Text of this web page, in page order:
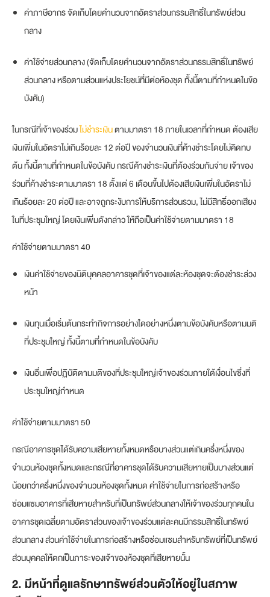
ค่าภาษีอากร จัดเก็บโดยคำนวนจากอัตราส่วนกรรมสิทธิ์ในทรัพย์ส่วน
กลาง
ค่าใช้จ่ายส่วนกลาง (จัดเก็บโดยคำนวนจากอัตราส่วนกรรมสิทธิ์ในทรัพย์
ส่วนกลาง หรือตามส่วนแห่งประโยชน์ที่มีต่อห้องชุด ทั้งนี้ตามที่กำหนดในข้อ
บังคับ)
ในกรณีที่เจ้าของร่วมไม่ชำระเงินตามมาตรา 18 ภายในเวลาที่กำหนด ต้องเสีย
เงินเพิ่มในอัตราไม่เกินร้อยละ 12 ต่อปี ของจำนวนเงินที่ค้างชำระโดยไม่คิดทบ
ต้น ทั้งนี้ตามที่กำหนดในข้อบังคับ กรณีค้างชำระเงินที่ต้องร่วมกันจ่าย เจ้าของ
ร่วมที่ค้างชำระตามมาตรา 18 ตั้งแต่ 6 เดือนขึ้นไปต้องเสียเงินเพิ่มในอัตราไม่
เกินร้อยละ 20 ต่อปี และอาจถูกระงับการให้บริการส่วนรวม, ไม่มีสิทธิ์ออกเสียง
ในที่ประชุมใหญ่ โดยเงินเพิ่มดังกล่าว ให้ถือเป็นค่าใช้จ่ายตามมาตรา 18
ค่าใช้จ่ายตามมาตรา 40
เงินค่าใช้จ่ายของนิติบุคคลอาคารชุดที่เจ้าของแต่ละห้องชุดจะต้องชำระล่วง
หน้า
เงินทุนเมื่อเริ่มต้นกระทำกิจการอย่างใดอย่างหนึ่งตามข้อบังคับหรือตามมติ
ที่ประชุมใหญ่ ทั้งนี้ตามที่กำหนดในข้อบังคับ
เงินอื่นเพื่อปฏิบัติตามมติของที่ประชุมใหญ่เจ้าของร่วมภายใต้เงื่อนไขซึ่งที่
ประชุมใหญ่กำหนด
ค่าใช้จ่ายตามมาตรา 50
กรณีอาคารชุดได้รับความเสียหายทั้งหมดหรือบางส่วนแต่เกินครึ่งหนึ่งของ
จำนวนห้องชุดทั้งหมดและกรณีที่อาคารชุดได้รับความเสียหายเป็นบางส่วนแต่
น้อยกว่าครึ่งหนึ่งของจำนวนห้องชุดทั้งหมด ค่าใช้จ่ายในการก่อสร้างหรือ
ซ่อมแซมอาคารที่เสียหายสำหรับที่เป็นทรัพย์ส่วนกลางให้เจ้าของร่วมทุกคนใน
อาคารชุดเฉลี่ยตามอัตราส่วนของเจ้าของร่วมแต่ละคนมีกรรมสิทธิ์ในทรัพย์
ส่วนกลาง ส่วนค่าใช้จ่ายในการก่อสร้างหรือซ่อมแซมสำหรับทรัพย์ที่เป็นทรัพย์
ส่วนบุคคลให้ตกเป็นภาระของเจ้าของห้องชุดที่เสียหายนั้น
2. มีหน้าที่ดูแลรักษาทรัพย์ส่วนตัวให้อยู่ในสภาพ